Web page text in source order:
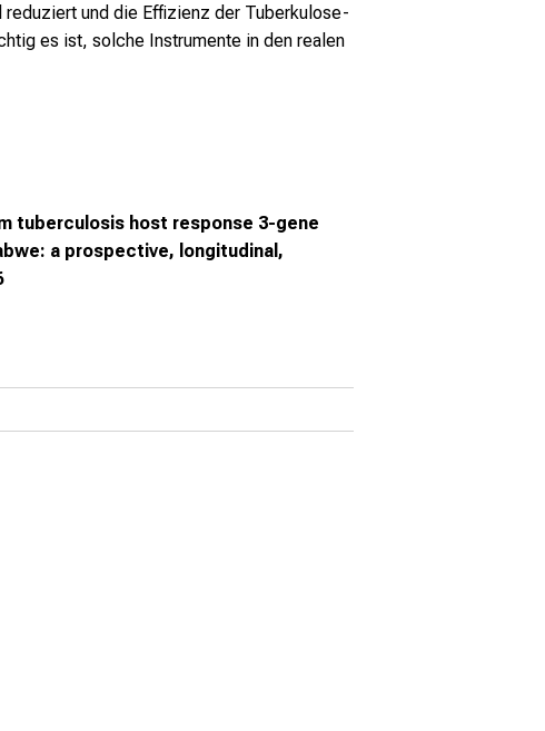
und die Effizienz der Tuberkulose-
es ist, solche Instrumente in den realen
tuberculosis host response 3-gene
a prospective, longitudinal,